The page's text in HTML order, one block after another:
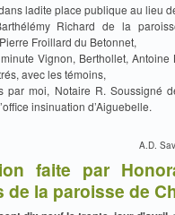
ladite place publique au lieu
Richard de la
Froillard du Betonnet,
Vignon, Berthollet,
avec les témoins,
par moi, Notaire R. Soussigné
insinuation d’Aiguebelle.
A.D.
faite par
de la paroisse de